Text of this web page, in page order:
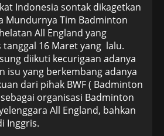
Indonesia sontak dikagetkan
Mundurnya Tim Badminton
All England yang
tanggal 16 Maret yang lalu.
diikuti kecurigaan adanya
isu yang berkembang adanya
dari pihak BWF ( Badminton
organisasi Badminton
All England, bahkan
Inggris.